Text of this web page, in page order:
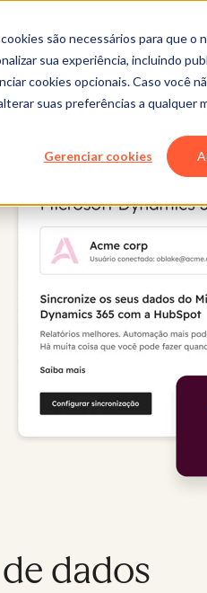
são necessários para que
sua experiência, incluindo
cookies opcionais. Caso você
suas preferências a qualquer
Gerenciar cookies
dados